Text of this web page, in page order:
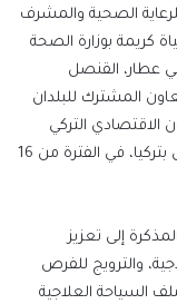
الصحية والمشرف
كريمة بوزارة الصحة
عطار، القنصل
المشترك للبلدان
الاقتصادي التركي
العربي العشرين، والمنعقد في مدينة اسطنبول بتركيا، في الفترة من 16
إلى تعزيز
والترويج للفرص
السياحة العلاجية